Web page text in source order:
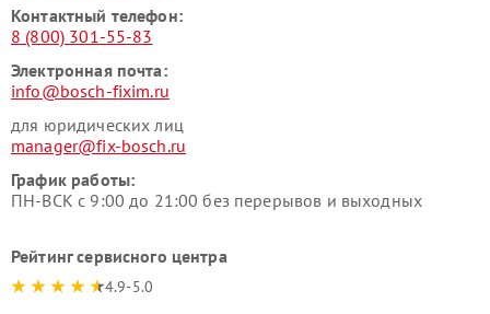
Контактный телефон:
8 (800) 301-55-83
Электронная почта:
info@bosch-fixim.ru
для юридических лиц
manager@fix-bosch.ru
График работы:
ПН-ВСК с 9:00 до 21:00 без перерывов и выходных
Рейтинг сервисного центра
4.9-5.0